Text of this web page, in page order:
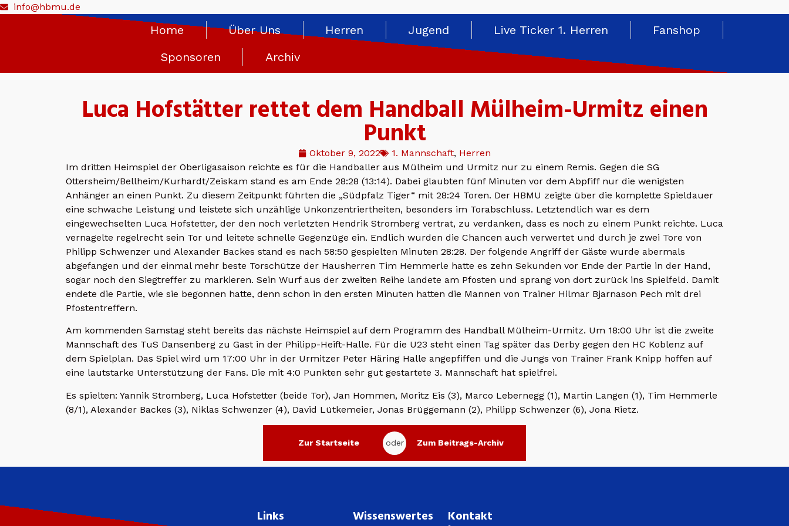
info@hbmu.de
Home Über Uns Herren Jugend Live Ticker 1. Herren
Fanshop
Sponsoren
Archiv
Luca Hofstätter rettet dem Handball Mülheim-Urmitz einen
Punkt
Oktober 9, 2022 1. Mannschaft, Herren
Im dritten Heimspiel der Oberligasaison reichte es für die Handballer aus Mülheim und Urmitz nur zu einem Remis. Gegen die SG
Ottersheim/Bellheim/Kurhardt/Zeiskam stand es am Ende 28:28 (13:14). Dabei glaubten fünf Minuten vor dem Abpfiff nur die wenigsten
Anhänger an einen Punkt. Zu diesem Zeitpunkt führten die „Südpfalz Tiger“ mit 28:24 Toren. Der HBMU zeigte über die komplette Spieldauer
eine schwache Leistung und leistete sich unzählige Unkonzentriertheiten, besonders im Torabschluss. Letztendlich war es dem
eingewechselten Luca Hofstetter, der den noch verletzten Hendrik Stromberg vertrat, zu verdanken, dass es noch zu einem Punkt reichte. Luca
vernagelte regelrecht sein Tor und leitete schnelle Gegenzüge ein. Endlich wurden die Chancen auch verwertet und durch je zwei Tore von
Philipp Schwenzer und Alexander Backes stand es nach 58:50 gespielten Minuten 28:28. Der folgende Angriff der Gäste wurde abermals
abgefangen und der einmal mehr beste Torschütze der Hausherren Tim Hemmerle hatte es zehn Sekunden vor Ende der Partie in der Hand,
sogar noch den Siegtreffer zu markieren. Sein Wurf aus der zweiten Reihe landete am Pfosten und sprang von dort zurück ins Spielfeld. Damit
endete die Partie, wie sie begonnen hatte, denn schon in den ersten Minuten hatten die Mannen von Trainer Hilmar Bjarnason Pech mit drei
Pfostentreffern.
Am kommenden Samstag steht bereits das nächste Heimspiel auf dem Programm des Handball Mülheim-Urmitz. Um 18:00 Uhr ist die zweite
Mannschaft des TuS Dansenberg zu Gast in der Philipp-Heift-Halle. Für die U23 steht einen Tag später das Derby gegen den HC Koblenz auf
dem Spielplan. Das Spiel wird um 17:00 Uhr in der Urmitzer Peter Häring Halle angepfiffen und die Jungs von Trainer Frank Knipp hoffen auf
eine lautstarke Unterstützung der Fans. Die mit 4:0 Punkten sehr gut gestartete 3. Mannschaft hat spielfrei.
Es spielten: Yannik Stromberg, Luca Hofstetter (beide Tor), Jan Hommen, Moritz Eis (3), Marco Lebernegg (1), Martin Langen (1), Tim Hemmerle
(8/1), Alexander Backes (3), Niklas Schwenzer (4), David Lütkemeier, Jonas Brüggemann (2), Philipp Schwenzer (6), Jona Rietz.
Zur Startseite oder Zum Beitrags-Archiv
Links Wissenswertes Kontakt